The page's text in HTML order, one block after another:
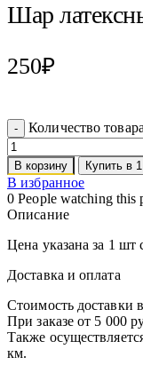
Шар
250₽
Количество
В корзину Купить в
В избранное
0 People watching this
Описание
Цена указана за 1 шт
Доставка и оплата
Стоимость доставки
При заказе от 5 000
Также
км.